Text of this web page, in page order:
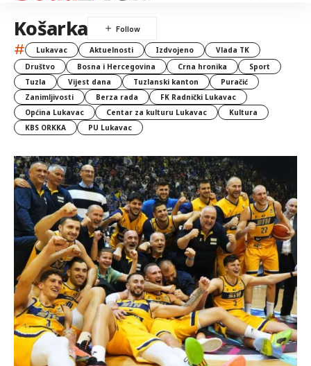
Košarka
# Lukavac Aktuelnosti Izdvojeno
Vlada TK
Društvo
Bosna i Hercegovina Crna hronika
Sport
Tuzla
Vijest dana Tuzlanski kanton
Puračić
Zanimljivosti
Berza rada
FK Radnički Lukavac
Općina Lukavac
Centar za kulturu Lukavac
Kultura
KBS ORKKA
PU Lukavac